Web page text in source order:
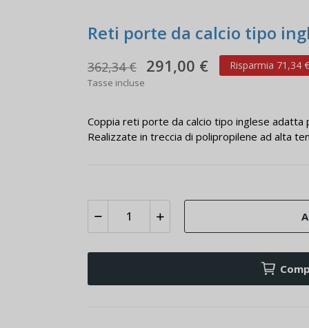
Reti porte da calcio tipo
362,34 € 291,00 € Risparmia 71,34 €
Tasse incluse
Coppia reti porte da calcio tipo inglese
Realizzate in treccia di polipropilene ad alta